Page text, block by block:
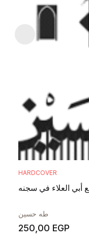
HARDCOVER
أبي العلاء في سجنه
طه حسين
250,00 EGP